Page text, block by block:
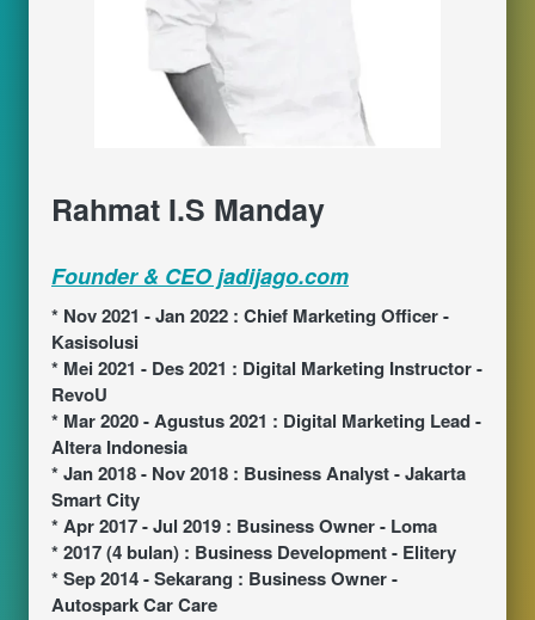
Rahmat I.S Manday
Founder & CEO jadijago.com
* Nov 2021 - Jan 2022 : Chief Marketing Officer -
Kasisolusi
* Mei 2021 - Des 2021 : Digital Marketing Instructor -
RevoU
* Mar 2020 - Agustus 2021 : Digital Marketing Lead -
Altera Indonesia
* Jan 2018 - Nov 2018 : Business Analyst - Jakarta
Smart City
* Apr 2017 - Jul 2019 : Business Owner - Loma
* 2017 (4 bulan) : Business Development - Elitery
* Sep 2014 - Sekarang : Business Owner -
Autospark Car Care